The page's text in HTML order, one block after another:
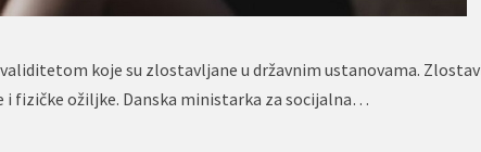
koje su zlostavljane u državnim ustanovama.
i fizičke ožiljke. Danska ministarka za socijalna…